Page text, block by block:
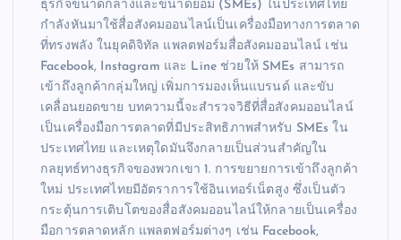
ธุรกิจขนาดกลางและขนาดย่อม (SMEs) ในประเทศไทย
กำลังหันมาใช้สื่อสังคมออนไลน์เป็นเครื่องมือทางการตลาด
ที่ทรงพลัง ในยุคดิจิทัล แพลตฟอร์มสื่อสังคมออนไลน์ เช่น
Facebook, Instagram และ Line ช่วยให้ SMEs สามารถ
เข้าถึงลูกค้ากลุ่มใหญ่ เพิ่มการมองเห็นแบรนด์ และขับ
เคลื่อนยอดขาย บทความนี้จะสำรวจวิธีที่สื่อสังคมออนไลน์
เป็นเครื่องมือการตลาดที่มีประสิทธิภาพสำหรับ SMEs ใน
ประเทศไทย และเหตุใดมันจึงกลายเป็นส่วนสำคัญใน
กลยุทธ์ทางธุรกิจของพวกเขา 1. การขยายการเข้าถึงลูกค้า
ใหม่ ประเทศไทยมีอัตราการใช้อินเทอร์เน็ตสูง ซึ่งเป็นตัว
กระตุ้นการเติบโตของสื่อสังคมออนไลน์ให้กลายเป็นเครื่อง
มือการตลาดหลัก แพลตฟอร์มต่างๆ เช่น Facebook,